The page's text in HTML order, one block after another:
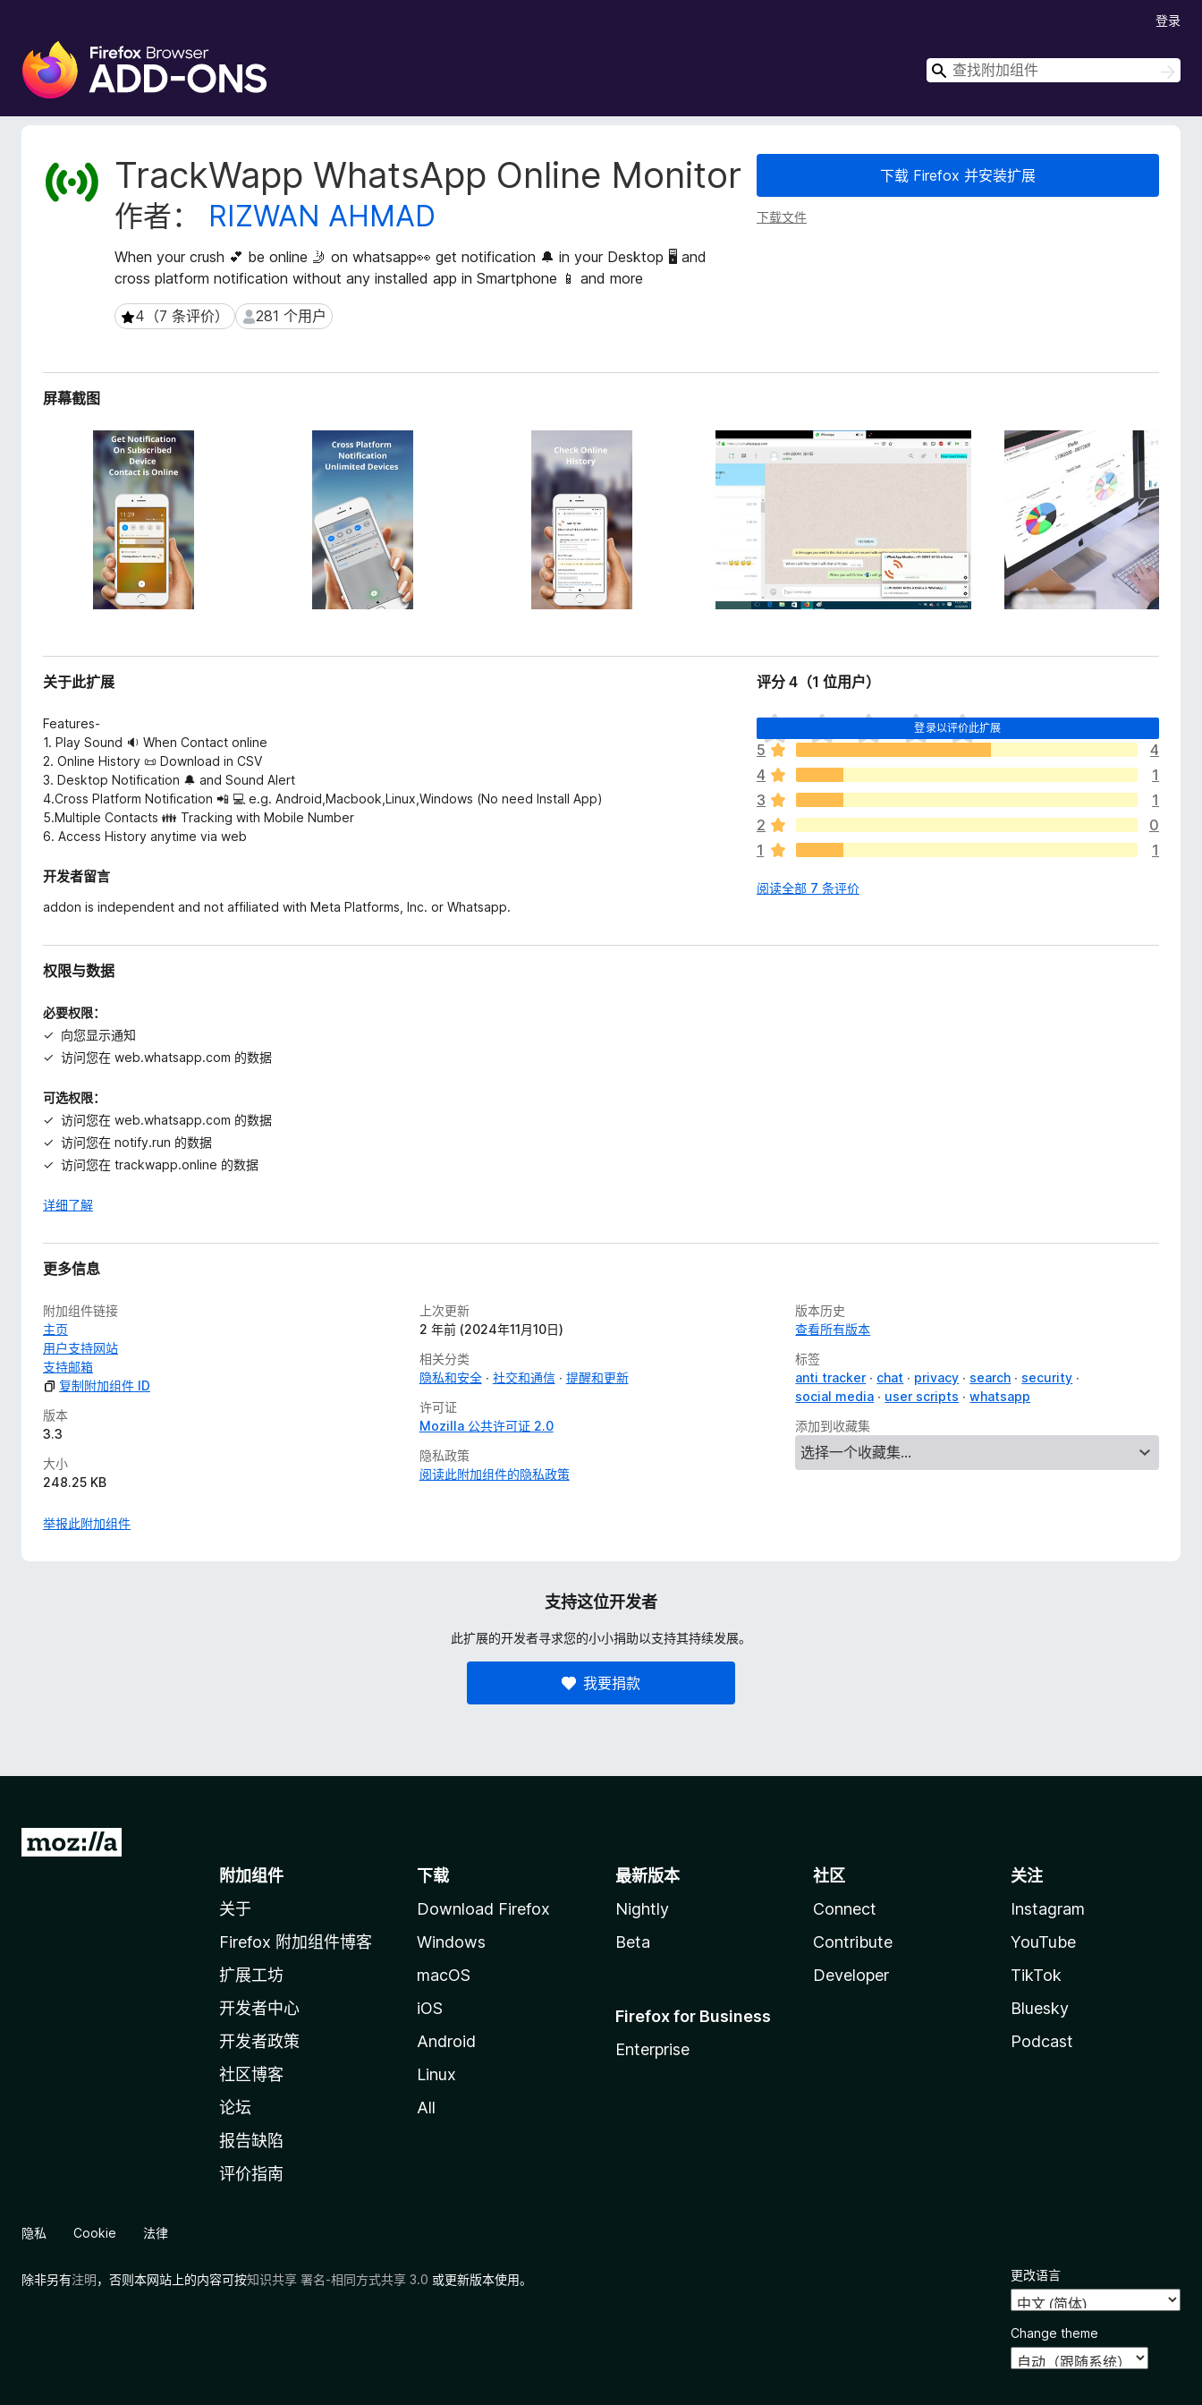
F
i
e
登录
搜
搜
索
TrackWapp WhatsApp Online Monitor
作者： RIZWAN AHMAD
When your crush 💕 be online 🤳 on whatsapp👀 get notification 🔔 in your Desktop 🖥️ and
cross platform notification without any installed app in Smartphone 📱 and more
4（7 条评价）
4（7 条评价） 281 个用户
281 个用户
下载 Firefox 并安装扩展
下载文件
扩
展
元
屏幕截图
关于此扩展
Features-
1. Play Sound 🔉 When Contact online
2. Online History 📜 Download in CSV
3. Desktop Notification 🔔 and Sound Alert
4.Cross Platform Notification 📲 💻 e.g. Android,Macbook,Linux,Windows (No need Install App)
5.Multiple Contacts 👪 Tracking with Mobile Number
6. Access History anytime via web
开发者留言
addon is independent and not affiliated with Meta Platforms, Inc. or Whatsapp.
评分 4（1 位用户）
登录以评价此扩展
目
前
尚
无
评
分
5
4
4
1
3
1
2
0
1
1
阅读全部 7 条评价
权限与数据
必要权限：
向您显示通知
访问您在 web.whatsapp.com 的数据
可选权限：
访问您在 web.whatsapp.com 的数据
访问您在 notify.run 的数据
访问您在 trackwapp.online 的数据
详细了解
更多信息
附加组件链接
主页
用户支持网站
支持邮箱
复制附加组件 ID
版本
3.3
大小
248.25 KB
上次更新
2 年前 (2024年11月10日)
相关分类
隐私和安全
社交和通信
提醒和更新
许可证
Mozilla 公共许可证 2.0
隐私政策
阅读此附加组件的隐私政策
版本历史
查看所有版本
标签
anti tracker
chat privacy search
security
social media
user scripts
whatsapp
添加到收藏集
举报此附加组件
支持这位开发者
此扩展的开发者寻求您的小小捐助以支持其持续发展。
我要捐款
转
附加组件
关于
Firefox 附加组件博客
扩展工坊
开发者中心
开发者政策
社区博客
论坛
报告缺陷
评价指南
下载
Download Firefox
Windows
macOS
iOS
Android
Linux
All
最新版本
Nightly
Beta
Firefox for Business
Enterprise
社区
Connect
Contribute
Developer
关注
Instagram
YouTube
TikTok
Bluesky
Podcast
隐私 Cookie 法律
除非另有注明，否则本网站上的内容可按知识共享 署名-相同方式共享 3.0 或更新版本使用。 更改语言
Change theme